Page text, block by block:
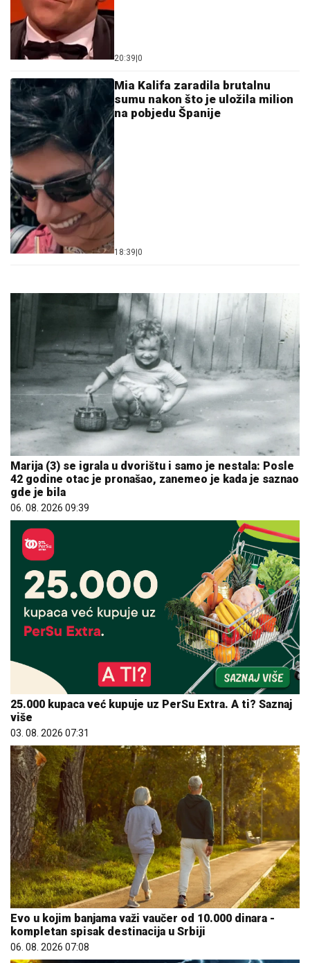
20:39 0
Mia Kalifa zaradila brutalnu
sumu nakon što je uložila milion
na pobjedu Španije
18:39 0
Marija (3) se igrala u dvorištu i samo je nestala: Posle
42 godine otac je pronašao, zanemeo je kada je saznao
gde je bila
06. 08. 2026 09:39
25.000 kupaca već kupuje uz PerSu Extra. A ti? Saznaj
više
03. 08. 2026 07:31
Evo u kojim banjama važi vaučer od 10.000 dinara -
kompletan spisak destinacija u Srbiji
06. 08. 2026 07:08